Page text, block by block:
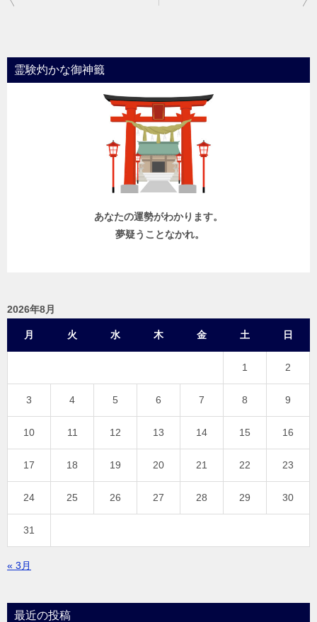
ビ
ゲ
霊験灼かな御神籤
あなたの運勢がわかります。
夢疑うことなかれ。
2026年8月
月 火 水 木 金 土 日
1 2
3 4 5 6 7 8 9
10 11 12 13 14 15 16
17 18 19 20 21 22 23
24 25 26 27 28 29 30
31
« 3月
最近の投稿